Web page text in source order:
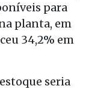
para
planta, em
34,2% em
seria